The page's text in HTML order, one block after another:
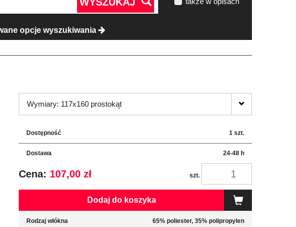
opcje wyszukiwania
Wymiary: 117x160 prostokąt
Dostępność 1 szt.
Dostawa 24-48 h
Cena: 107,00 zł szt.
Dodaj do koszyka
Rodzaj włókna 65% poliester, 35% polipropylen